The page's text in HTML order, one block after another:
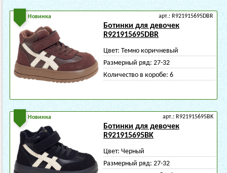
Новинка арт.: R921915695DBR
Ботинки для девочек
R921915695DBR
Цвет: Темно коричневый
Размерный ряд: 27-32
Количество в коробе: 6
Новинка арт.: R921915695BK
Ботинки для девочек
R921915695BK
Цвет: Черный
Размерный ряд: 27-32